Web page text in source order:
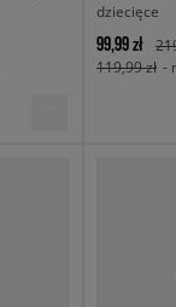
dziecięce
99,99 zł
119,99 zł -